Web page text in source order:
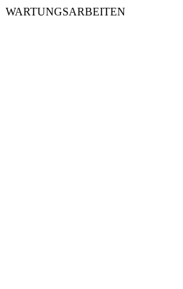
WARTUNGSARBEITEN